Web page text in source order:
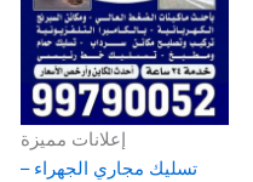
إعلانات مميزة
تسليك مجاري الجهراء –